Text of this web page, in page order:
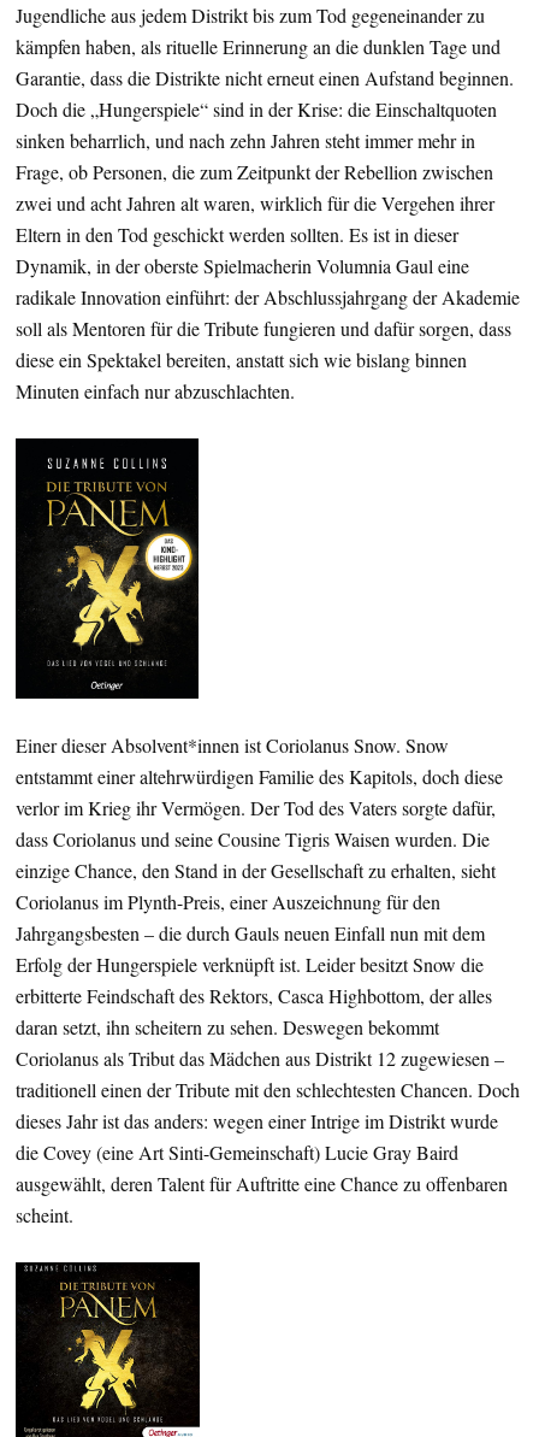
Jugendliche aus jedem Distrikt bis zum Tod gegeneinander zu
kämpfen haben, als rituelle Erinnerung an die dunklen Tage und
Garantie, dass die Distrikte nicht erneut einen Aufstand beginnen.
Doch die „Hungerspiele“ sind in der Krise: die Einschaltquoten
sinken beharrlich, und nach zehn Jahren steht immer mehr in
Frage, ob Personen, die zum Zeitpunkt der Rebellion zwischen
zwei und acht Jahren alt waren, wirklich für die Vergehen ihrer
Eltern in den Tod geschickt werden sollten. Es ist in dieser
Dynamik, in der oberste Spielmacherin Volumnia Gaul eine
radikale Innovation einführt: der Abschlussjahrgang der Akademie
soll als Mentoren für die Tribute fungieren und dafür sorgen, dass
diese ein Spektakel bereiten, anstatt sich wie bislang binnen
Minuten einfach nur abzuschlachten.
Einer dieser Absolvent*innen ist Coriolanus Snow. Snow
entstammt einer altehrwürdigen Familie des Kapitols, doch diese
verlor im Krieg ihr Vermögen. Der Tod des Vaters sorgte dafür,
dass Coriolanus und seine Cousine Tigris Waisen wurden. Die
einzige Chance, den Stand in der Gesellschaft zu erhalten, sieht
Coriolanus im Plynth-Preis, einer Auszeichnung für den
Jahrgangsbesten – die durch Gauls neuen Einfall nun mit dem
Erfolg der Hungerspiele verknüpft ist. Leider besitzt Snow die
erbitterte Feindschaft des Rektors, Casca Highbottom, der alles
daran setzt, ihn scheitern zu sehen. Deswegen bekommt
Coriolanus als Tribut das Mädchen aus Distrikt 12 zugewiesen –
traditionell einen der Tribute mit den schlechtesten Chancen. Doch
dieses Jahr ist das anders: wegen einer Intrige im Distrikt wurde
die Covey (eine Art Sinti-Gemeinschaft) Lucie Gray Baird
ausgewählt, deren Talent für Auftritte eine Chance zu offenbaren
scheint.